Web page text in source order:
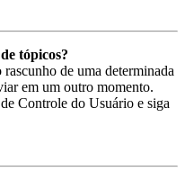
tópicos?
de uma determinada
em um outro momento.
Controle do Usuário e siga